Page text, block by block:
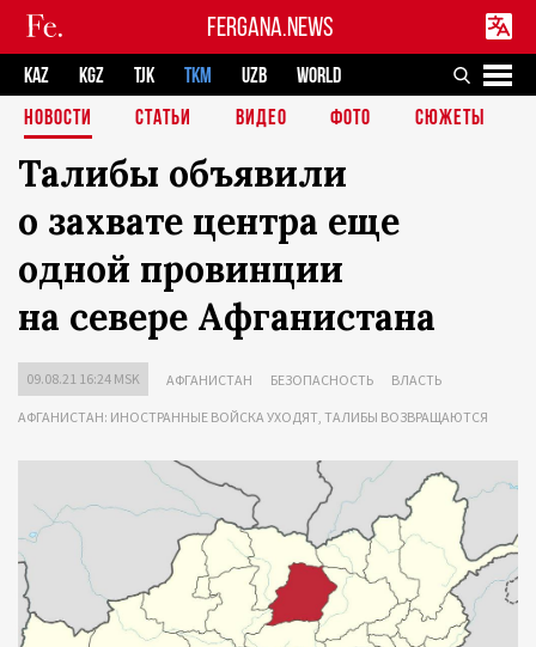
FERGANA.NEWS
KAZ KGZ TJK TKM UZB
WORLD
НОВОСТИ
СТАТЬИ ВИДЕО ФОТО СЮЖЕТЫ
Талибы объявили
о захвате центра еще
одной провинции
на севере Афганистана
09.08.21 16:24 MSK АФГАНИСТАН БЕЗОПАСНОСТЬ ВЛАСТЬ
АФГАНИСТАН: ИНОСТРАННЫЕ ВОЙСКА УХОДЯТ, ТАЛИБЫ ВОЗВРАЩАЮТСЯ